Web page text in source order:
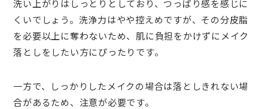
洗い上がりはしっとりとしており、つっぱり感を感じに
くいでしょう。洗浄力はやや控えめですが、その分皮脂
を必要以上に奪わないため、肌に負担をかけずにメイク
落としをしたい方にぴったりです。
一方で、しっかりしたメイクの場合は落としきれない場
合があるため、注意が必要です。